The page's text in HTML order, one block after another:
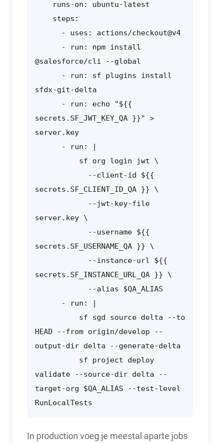
@salesforce/cli --global
sfdx-git-delta
secrets.SF_JWT_KEY_QA }}" >
server.key
secrets.SF_CLIENT_ID_QA }} \
server.key \
secrets.SF_USERNAME_QA }} \
secrets.SF_INSTANCE_URL_QA }} \
HEAD --from origin/develop --
output-dir delta --generate-delta
validate --source-dir delta --
target-org $QA_ALIAS --test-level
RunLocalTests
In production voeg je meestal aparte jobs